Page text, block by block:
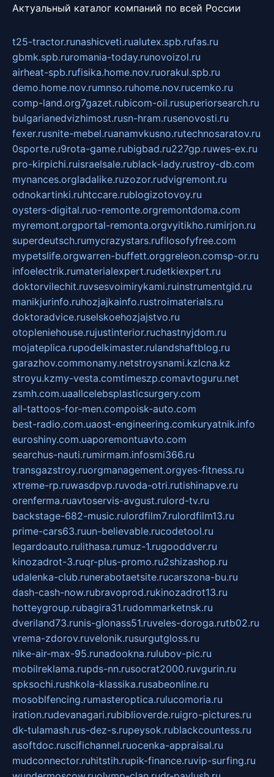
Актуальный каталог компаний по всей России
t25-tractor.runashicveti.rualutex.spb.rufas.ru
gbmk.spb.ruromania-today.runovoizol.ru
airheat-spb.rufisika.home.nov.ruorakul.spb.ru
demo.home.nov.rumnso.ruhome.nov.rucemko.ru
comp-land.org7gazet.rubicom-oil.rusuperiorsearch.ru
bulgarianedvizhimost.rusn-hram.rusenovosti.ru
fexer.rusnite-mebel.ruanamvkusno.rutechnosaratov.ru
0sporte.ru9rota-game.rubigbad.ru227gp.ruwes-ex.ru
pro-kirpichi.ruisraelsale.rublack-lady.rustroy-db.com
mynances.orgladalike.ruzozor.rudvigremont.ru
odnokartinki.ruhtccare.rublogizotovoy.ru
oysters-digital.ruo-remonte.orgremontdoma.com
myremont.orgportal-remonta.orgvyitikho.rumirjon.ru
superdeutsch.rumycrazystars.rufilosofyfree.com
mypetslife.orgwarren-buffett.orggreleon.comsp-or.ru
infoelectrik.rumaterialexpert.rudetkiexpert.ru
doktorvilechit.ruvsesvoimirykami.ruinstrumentgid.ru
manikjurinfo.ruhozjajkainfo.rustroimaterials.ru
doktoradvice.ruselskoehozjajstvo.ru
otopleniehouse.rujustinterior.ruchastnyjdom.ru
mojateplica.rupodelkimaster.rulandshaftblog.ru
garazhov.commonamy.netstroysnami.kzlcna.kz
stroyu.kzmy-vesta.comtimeszp.comavtoguru.net
zsmh.com.uaallcelebsplasticsurgery.com
all-tattoos-for-men.compoisk-auto.com
best-radio.com.uaost-engineering.comkuryatnik.info
euroshiny.com.uaporemontuavto.com
searchus-nauti.rumirmam.infosmi366.ru
transgazstroy.ruorgmanagement.orgyes-fitness.ru
xtreme-rp.ruwasdpvp.ruvoda-otri.rutishinapve.ru
orenferma.ruavtoservis-avgust.rulord-tv.ru
backstage-682-music.rulordfilm7.rulordfilm13.ru
prime-cars63.ruun-believable.rucodetool.ru
legardoauto.rulithasa.rumuz-1.rugooddver.ru
kinozadrot-3.ruqr-plus-promo.ru2shizashop.ru
udalenka-club.runerabotaetsite.rucarszona-bu.ru
dash-cash-now.rubravoprod.rukinozadrot13.ru
hotteygroup.rubagira31.rudommarketnsk.ru
dveriland73.runis-glonass51.ruveles-doroga.rutb02.ru
vrema-zdorov.ruvelonik.rusurgutgloss.ru
nike-air-max-95.runadookna.rulubov-pic.ru
mobilreklama.rupds-nn.rusocrat2000.ruvgurin.ru
spksochi.rushkola-klassika.rusabeonline.ru
mosoblfencing.rumasteroptica.rulucomoria.ru
iration.rudevanagari.rubiblioverde.ruigro-pictures.ru
dk-tulamash.rus-dez-s.rupeysok.rublackcountess.ru
asoftdoc.ruscifichannel.ruocenka-appraisal.ru
mudconnector.ruhitstih.rupik-finance.ruvip-surfing.ru